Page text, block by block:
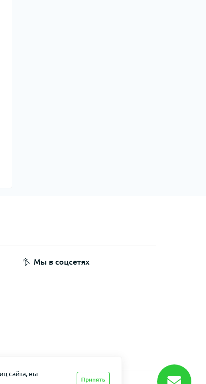
Мы в соцсетях
сайта, вы
Принять